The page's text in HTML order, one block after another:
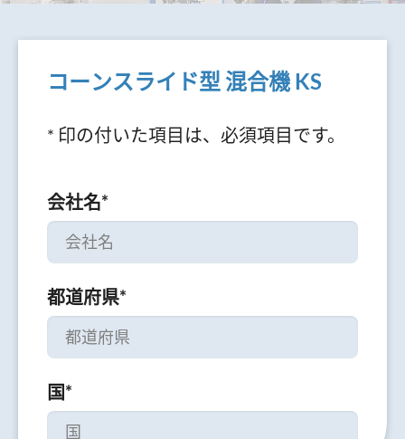
コーンスライド型 混合機 KS
* 印の付いた項目は、必須項目です。
会社名*
都道府県*
国*